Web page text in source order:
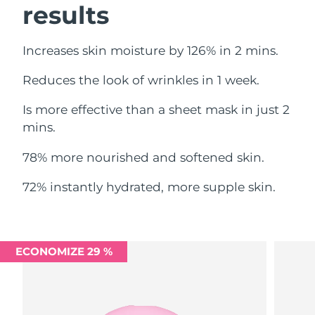
results
Increases skin moisture by 126% in 2 mins.
Reduces the look of wrinkles in 1 week.
Is more effective than a sheet mask in just 2
mins.
78% more nourished and softened skin.
72% instantly hydrated, more supple skin.
ECONOMIZE 29 %
Omã
Filipinas Entrega prevista 11/08/2026
Polônia Entrega prevista09/08/2026
Portugal Entrega prevista08/08/2026
Romênia
Entrega prevista